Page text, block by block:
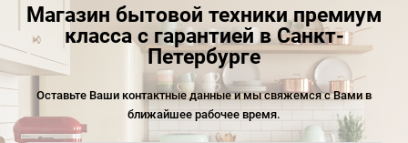
Магазин бытовой техники премиум
класса с гарантией в Санкт-
Петербурге
Оставьте Ваши контактные данные и мы свяжемся с Вами в
ближайшее рабочее время.